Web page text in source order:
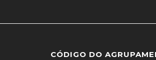
CÓDIGO DO